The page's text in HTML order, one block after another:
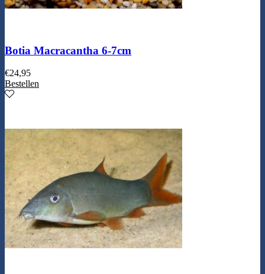
Botia Macracantha 6-7cm
€24,95
Bestellen